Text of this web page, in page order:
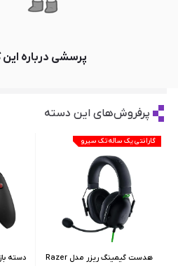
پرسشی درباره این
پرفروش‌های این دسته
گارانتی یک ساله تک سیرو
هدست گیمینگ ریزر مدل Razer